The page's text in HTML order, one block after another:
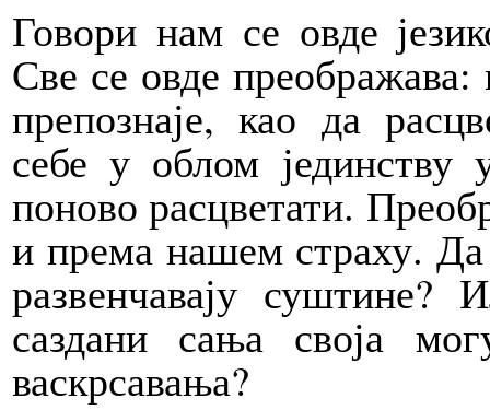
Говори нам се овде
Све се овде
препознаје, као да
себе у облом јединству
поново расцветати.
и према нашем страху. Да
развенчавају
саздани сања своја
васкрсавања?